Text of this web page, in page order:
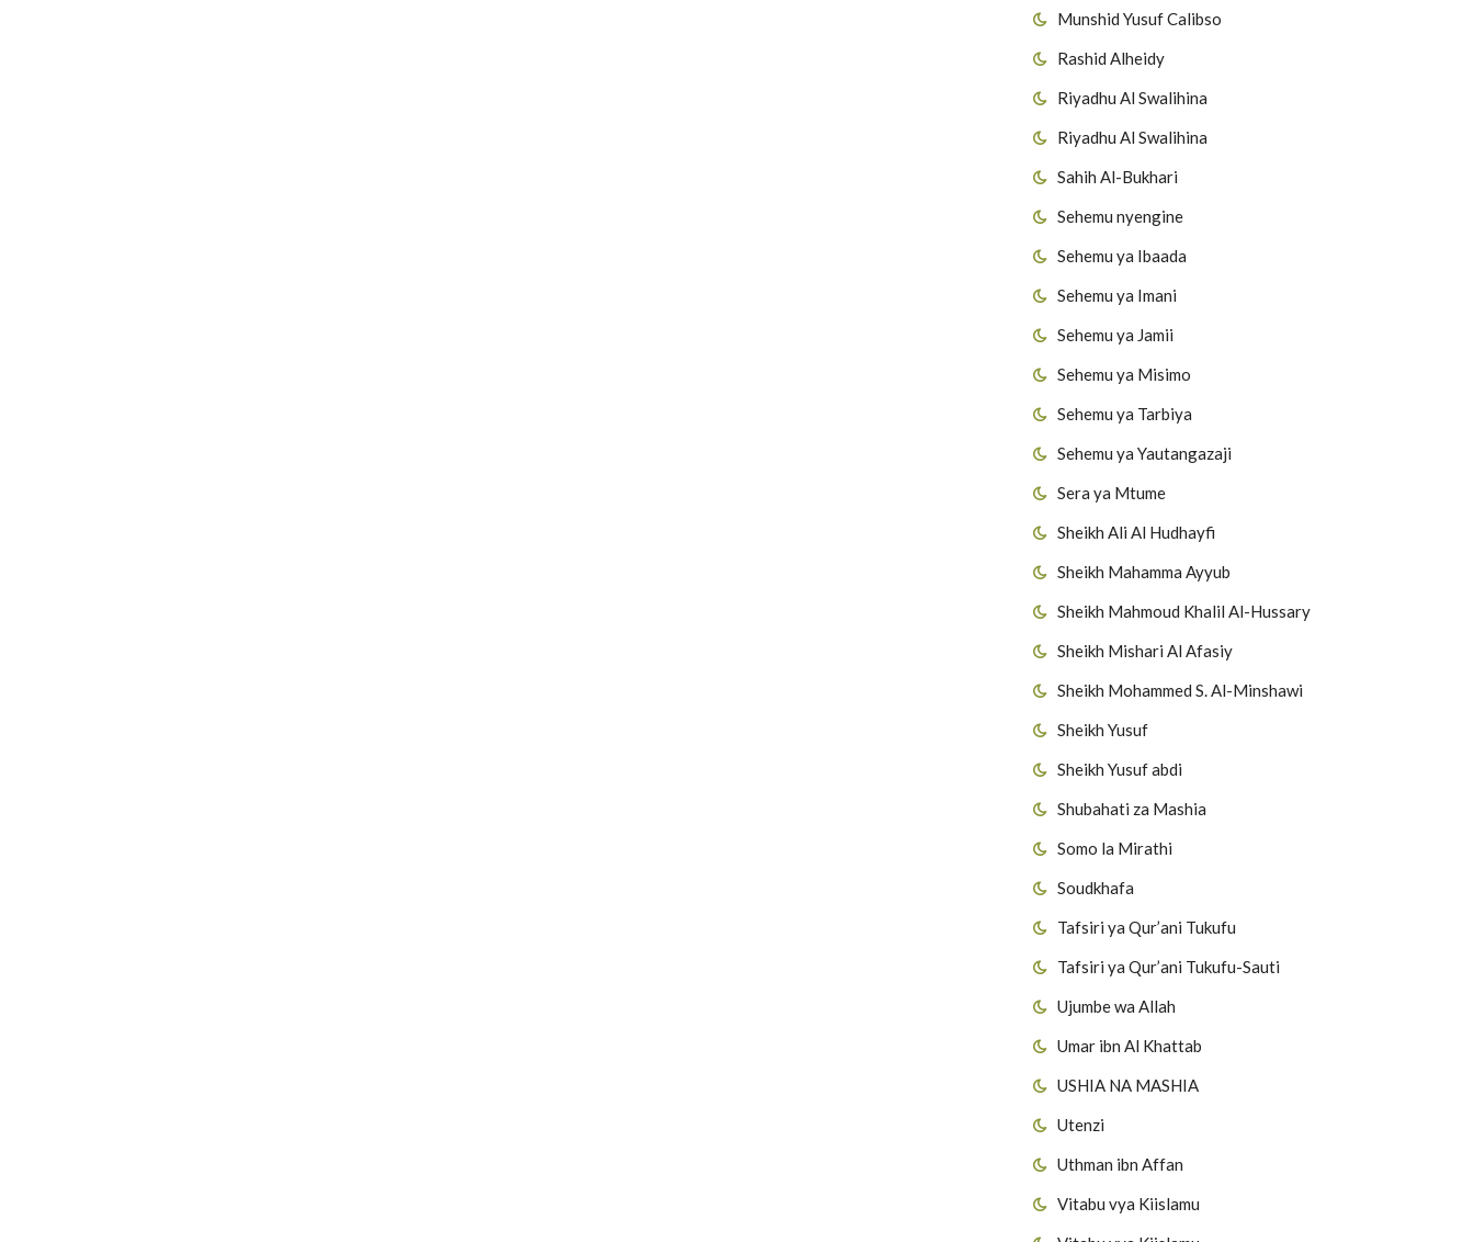
Munshid Yusuf Calibso
Rashid Alheidy
Riyadhu Al Swalihina
Riyadhu Al Swalihina
Sahih Al-Bukhari
Sehemu nyengine
Sehemu ya Ibaada
Sehemu ya Imani
Sehemu ya Jamii
Sehemu ya Misimo
Sehemu ya Tarbiya
Sehemu ya Yautangazaji
Sera ya Mtume
Sheikh Ali Al Hudhayfi
Sheikh Mahamma Ayyub
Sheikh Mahmoud Khalil Al-Hussary
Sheikh Mishari Al Afasiy
Sheikh Mohammed S. Al-Minshawi
Sheikh Yusuf
Sheikh Yusuf abdi
Shubahati za Mashia
Somo la Mirathi
Soudkhafa
Tafsiri ya Qur’ani Tukufu
Tafsiri ya Qur’ani Tukufu-Sauti
Ujumbe wa Allah
Umar ibn Al Khattab
USHIA NA MASHIA
Utenzi
Uthman ibn Affan
Vitabu vya Kiislamu